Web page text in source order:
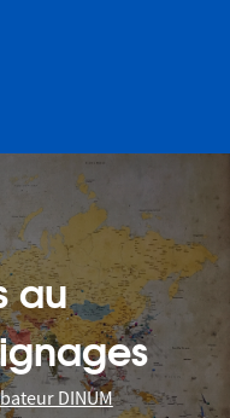
au
DINUM